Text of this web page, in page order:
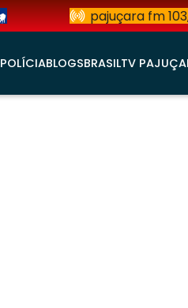
pajuçara fm
POLÍCIABLOGSBRASILTV